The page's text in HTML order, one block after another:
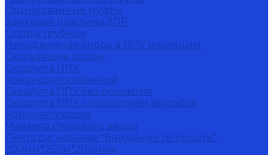
Оцинкованные муфты
Замковая пластина ЗПР
Опоры трубные
Неподвижная опора в ППУ изоляции
Скользящие опоры
Скорлупа ППУ
Кожух оцинкованный
Скорлупа ППУ без покрытия
Скорлупа ППУ с покрытием армофол
Комплектующие
Манжета стенового ввода
Лента сигнальная "Внимание теплосеть"
200мм*250м*200мкм